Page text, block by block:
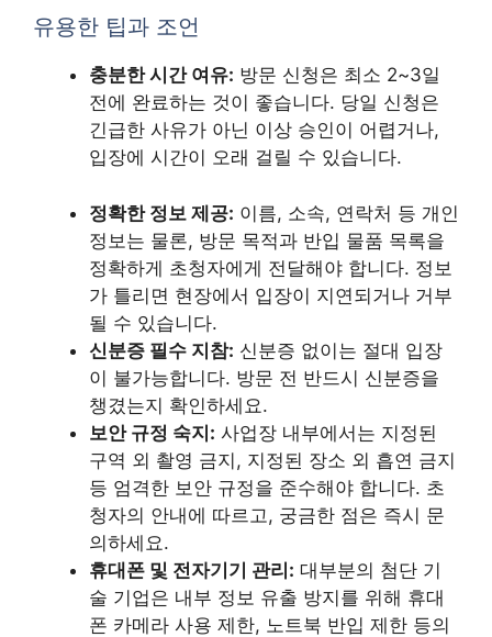
유용한 팁과 조언
충분한 시간 여유: 방문 신청은 최소 2~3일
전에 완료하는 것이 좋습니다. 당일 신청은
긴급한 사유가 아닌 이상 승인이 어렵거나,
입장에 시간이 오래 걸릴 수 있습니다.
정확한 정보 제공: 이름, 소속, 연락처 등 개인
정보는 물론, 방문 목적과 반입 물품 목록을
정확하게 초청자에게 전달해야 합니다. 정보
가 틀리면 현장에서 입장이 지연되거나 거부
될 수 있습니다.
신분증 필수 지참: 신분증 없이는 절대 입장
이 불가능합니다. 방문 전 반드시 신분증을
챙겼는지 확인하세요.
보안 규정 숙지: 사업장 내부에서는 지정된
구역 외 촬영 금지, 지정된 장소 외 흡연 금지
등 엄격한 보안 규정을 준수해야 합니다. 초
청자의 안내에 따르고, 궁금한 점은 즉시 문
의하세요.
휴대폰 및 전자기기 관리: 대부분의 첨단 기
술 기업은 내부 정보 유출 방지를 위해 휴대
폰 카메라 사용 제한, 노트북 반입 제한 등의